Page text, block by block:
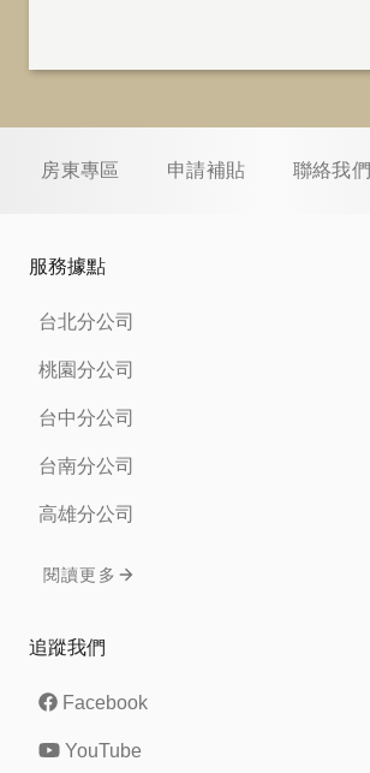
房東專區 申請補貼 聯絡我們
服務據點
台北分公司
桃園分公司
台中分公司
台南分公司
高雄分公司
閱讀更多
追蹤我們
Facebook
YouTube